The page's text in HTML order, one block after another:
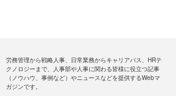
労務管理から戦略人事、日常業務からキャリアパス、HRテ
クノロジーまで、人事部や人事に関わる皆様に役立つ記事
（ノウハウ、事例など）やニュースなどを提供するWebマ
ガジンです。